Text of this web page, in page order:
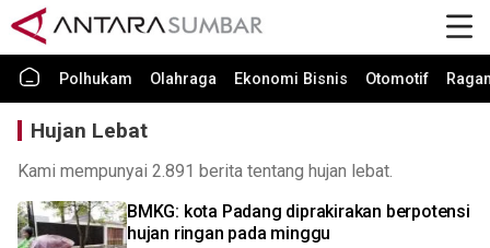
Polhukam Olahraga Ekonomi Bisnis Otomotif
Hujan Lebat
Kami mempunyai 2.891 berita tentang hujan lebat.
BMKG: kota Padang diprakirakan berpotensi
hujan ringan pada minggu